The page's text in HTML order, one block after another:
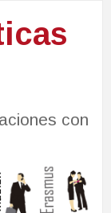
con